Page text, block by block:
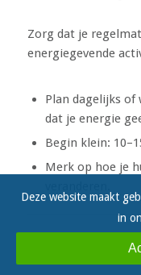
Zorg dat je
energiegevende
Plan dagelijks
dat je energie
Begin klein:
Merk op hoe je
Stap 3 – Herken
Deze website maakt
in